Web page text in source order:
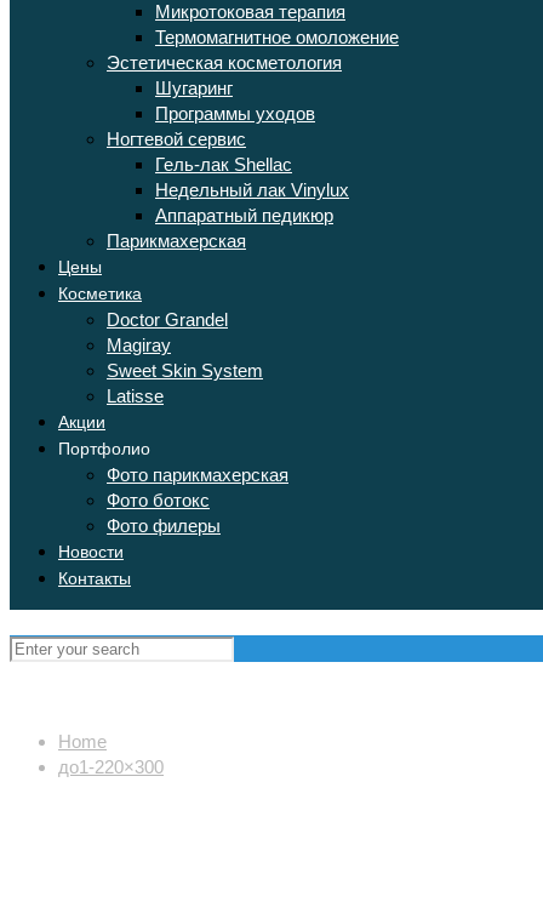
Микротоковая терапия
Термомагнитное омоложение
Эстетическая косметология
Шугаринг
Программы уходов
Ногтевой сервис
Гель-лак Shellac
Недельный лак Vinylux
Аппаратный педикюр
Парикмахерская
Цены
Косметика
Doctor Grandel
Magiray
Sweet Skin System
Latisse
Акции
Портфолио
Фото парикмахерская
Фото ботокс
Фото филеры
Новости
Контакты
Home
до1-220×300